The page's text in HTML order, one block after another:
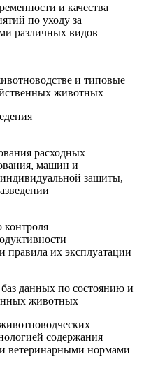
и качества
по уходу за
различных видов
и типовые
животных
расходных
машин и
защиты,
контроля
правила их эксплуатации
данных по состоянию и
животных
содержания
ветеринарными нормами